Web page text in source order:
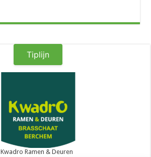
Tiplijn
Kwadro Ramen & Deuren